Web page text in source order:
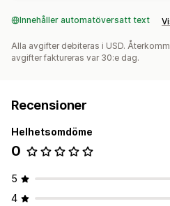
Innehåller automatöversatt text
Alla avgifter debiteras i USD.
avgifter faktureras var 30:e dag.
Recensioner
Helhetsomdöme
0
5
4